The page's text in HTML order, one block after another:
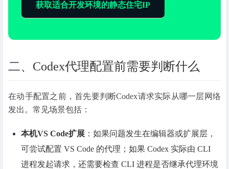
获取适合开发环境的静态住宅IP
二、Codex代理配置前需要判断什么
在动手配置之前，首先要判断Codex请求实际从哪一层网络
发出。常见场景包括：
本机VS Code扩展 ：如果问题发生在编辑器或扩展层，
可尝试配置 VS Code 的代理；如果 Codex 实际由 CLI
进程发起请求，还需要检查 CLI 进程是否继承代理环境